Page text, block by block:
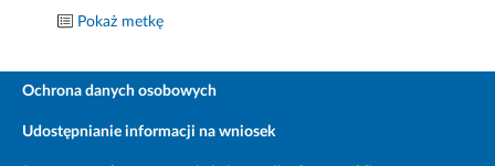
Pokaż metkę
Ochrona danych osobowych
Udostępnianie informacji na wniosek